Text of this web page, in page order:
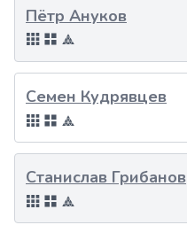
Пётр Ануков
Семен Кудрявцев
Станислав Грибанов